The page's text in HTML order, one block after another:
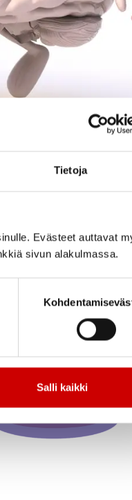
Tietoja
Evästeet auttavat
sivun alakulmassa.
Salli kaikki
11.30 (Valtakatu 64).